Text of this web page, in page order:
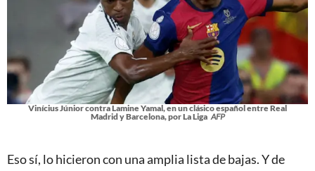
Vinícius Júnior contra Lamine Yamal, en un clásico español entre Real
Madrid y Barcelona, por La Liga AFP
Eso sí, lo hicieron con una amplia lista de bajas. Y de